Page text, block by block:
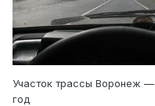
Участок трассы Воронеж
год